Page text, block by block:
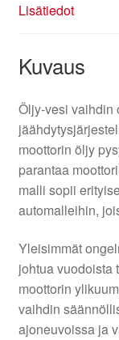
Lisätiedot
Kuvaus
Öljy-vesi vaihdin
moottorin öljy
parantaa
malli sopii
automalleihin,
Yleisimmät
johtua vuodoista
moottorin
vaihdin
ajoneuvoissa ja